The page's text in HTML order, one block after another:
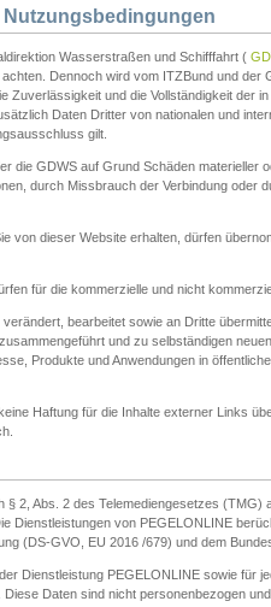
Wasserstraßen und Schifffahrt (
Dennoch wird vom ITZBund und der
Zuverlässigkeit und die Vollständigkeit der
Daten Dritter von nationalen und
gilt.
die GDWS auf Grund Schäden materieller
durch Missbrauch der Verbindung oder
von dieser Website erhalten, dürfen
für die kommerzielle und nicht
bearbeitet sowie an Dritte
und zu selbständigen
Produkte und Anwendungen in
Haftung für die Inhalte externer Links
§ 2, Abs. 2 des Telemediengesetzes
Dienstleistungen von PEGELONLINE
(DS-GVO, EU 2016 /679) und dem
Dienstleistung PEGELONLINE sowie für
Daten sind nicht personenbezogen